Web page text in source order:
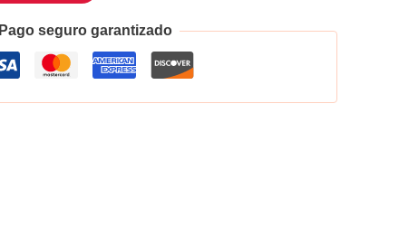
Pago seguro garantizado